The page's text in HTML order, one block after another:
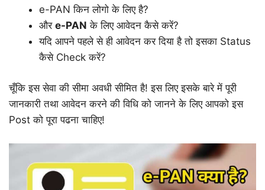
e-PAN किन लोगो के लिए है?
और e-PAN के लिए आवेदन कैसे करें?
यदि आपने पहले से ही आवेदन कर दिया है तो इसका Status
कैसे Check करें?
चूँकि इस सेवा की सीमा अवधी सीमित है! इस लिए इसके बारे में पूरी
जानकारी तथा आवेदन करने की विधि को जानने के लिए आपको इस
Post को पूरा पढना चाहिए!